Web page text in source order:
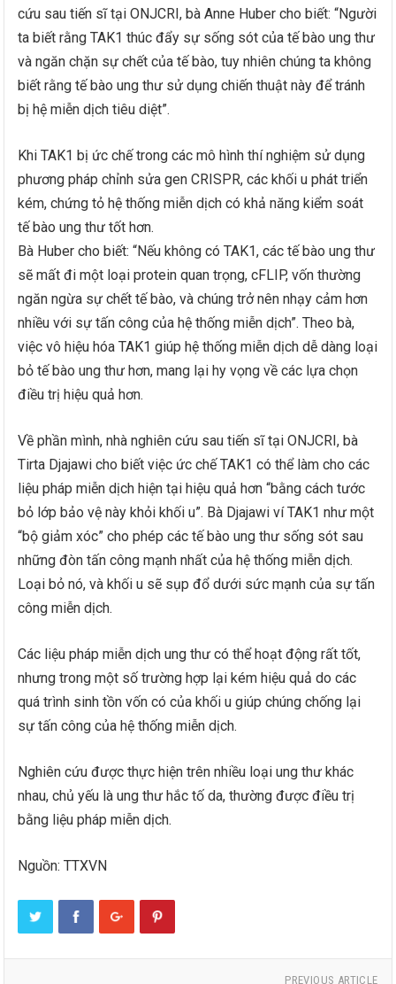
cứu sau tiến sĩ tại ONJCRI, bà Anne Huber cho biết: “Người
ta biết rằng TAK1 thúc đẩy sự sống sót của tế bào ung thư
và ngăn chặn sự chết của tế bào, tuy nhiên chúng ta không
biết rằng tế bào ung thư sử dụng chiến thuật này để tránh
bị hệ miễn dịch tiêu diệt”.
Khi TAK1 bị ức chế trong các mô hình thí nghiệm sử dụng
phương pháp chỉnh sửa gen CRISPR, các khối u phát triển
kém, chứng tỏ hệ thống miễn dịch có khả năng kiểm soát
tế bào ung thư tốt hơn.
Bà Huber cho biết: “Nếu không có TAK1, các tế bào ung thư
sẽ mất đi một loại protein quan trọng, cFLIP, vốn thường
ngăn ngừa sự chết tế bào, và chúng trở nên nhạy cảm hơn
nhiều với sự tấn công của hệ thống miễn dịch”. Theo bà,
việc vô hiệu hóa TAK1 giúp hệ thống miễn dịch dễ dàng loại
bỏ tế bào ung thư hơn, mang lại hy vọng về các lựa chọn
điều trị hiệu quả hơn.
Về phần mình, nhà nghiên cứu sau tiến sĩ tại ONJCRI, bà
Tirta Djajawi cho biết việc ức chế TAK1 có thể làm cho các
liệu pháp miễn dịch hiện tại hiệu quả hơn “bằng cách tước
bỏ lớp bảo vệ này khỏi khối u”. Bà Djajawi ví TAK1 như một
“bộ giảm xóc” cho phép các tế bào ung thư sống sót sau
những đòn tấn công mạnh nhất của hệ thống miễn dịch.
Loại bỏ nó, và khối u sẽ sụp đổ dưới sức mạnh của sự tấn
công miễn dịch.
Các liệu pháp miễn dịch ung thư có thể hoạt động rất tốt,
nhưng trong một số trường hợp lại kém hiệu quả do các
quá trình sinh tồn vốn có của khối u giúp chúng chống lại
sự tấn công của hệ thống miễn dịch.
Nghiên cứu được thực hiện trên nhiều loại ung thư khác
nhau, chủ yếu là ung thư hắc tố da, thường được điều trị
bằng liệu pháp miễn dịch.
Nguồn: TTXVN
PREVIOUS ARTICLE